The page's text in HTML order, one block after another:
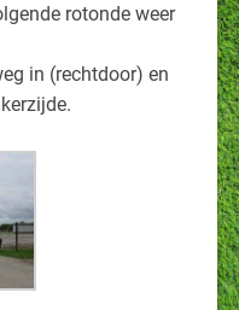
rotonde weer
in (rechtdoor) en